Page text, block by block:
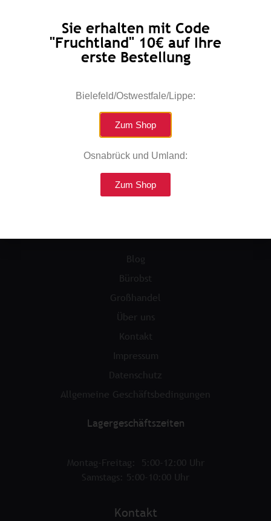
Jetzt probieren!
​St. Leonhards Quelle
Blog
Bürobst
Großhandel
Über uns
Kontakt
Impressum
Datenschutz
Allgemeine Geschäftsbedingungen
Lagergeschäftszeiten
Montag-Freitag: 5:00-12:00 Uhr
Samstags: 5:00-10:00 Uhr
Kontakt
Sie erhalten mit Code
"Fruchtland" 10€ auf Ihre
erste Bestellung
Bielefeld/Ostwestfale/Lippe:
Zum Shop
Osnabrück und Umland:
Zum Shop